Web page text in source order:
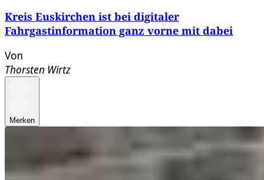
Kreis Euskirchen ist bei digitaler
Fahrgastinformation ganz vorne mit dabei
Von
Thorsten Wirtz
Merken